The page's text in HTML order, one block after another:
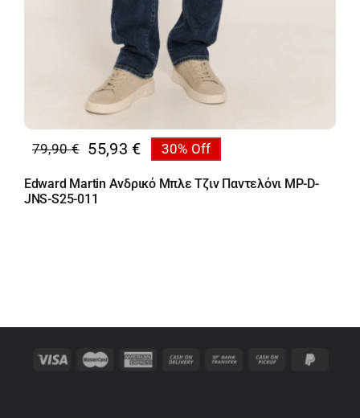
79,90€
Original
price
was:
55,93 €
Η
τρέχουσα
τιμή
30% Off
Edward Martin Ανδρικό Μπλε Τζιν Παντελόνι MP-D-
JNS-S25-011